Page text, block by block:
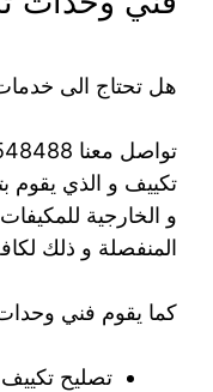
هل تحتاج الى
تكييف و الذي يقوم
و الخارجية
المنفصلة و ذلك
كما يقوم فني
تصليح